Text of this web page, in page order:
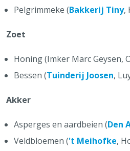
Pelgrimmeke (Bakkerij Tiny,
Zoet
Honing (Imker Marc Geysen,
Bessen (Tuinderij Joosen,
Akker
Asperges en aardbeien (Den
Veldbloemen ('t Meihofke,